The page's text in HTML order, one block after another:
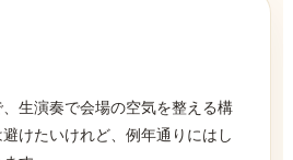
生演奏で会場の空気を整える構
けたいけれど、例年通りにはし